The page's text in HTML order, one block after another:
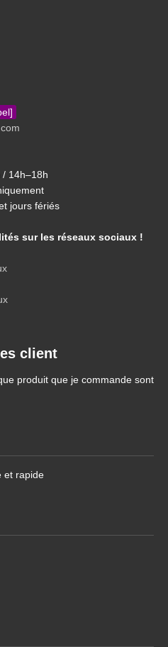
14h–18h
jours fériés
sur les réseaux sociaux !
client
produit que je commande sont
et rapide